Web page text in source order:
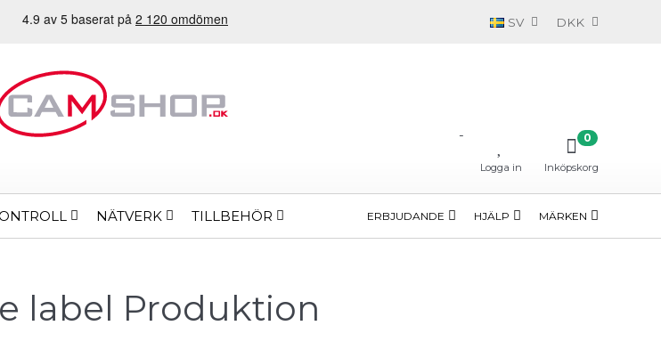
SV DKK
-
Logga in Inköpskorg
0
NÄTVERK TILLBEHÖR ERBJUDANDE HJÄLP MÄRKEN
label Produktion